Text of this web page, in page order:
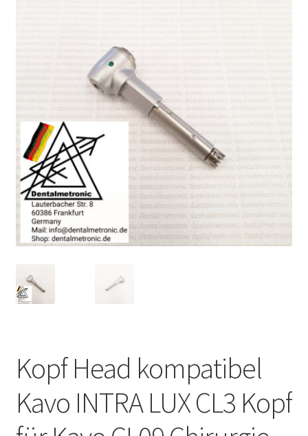
Warenkorb
Stellenangebote
Kopf Head kompatibel
Kavo INTRA LUX CL3 Kopf